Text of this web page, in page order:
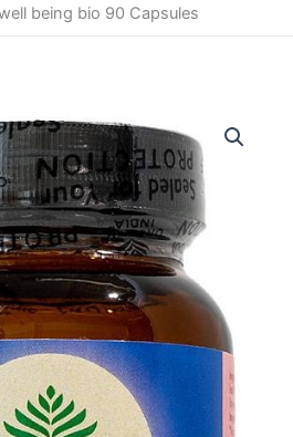
being bio 90 Capsules